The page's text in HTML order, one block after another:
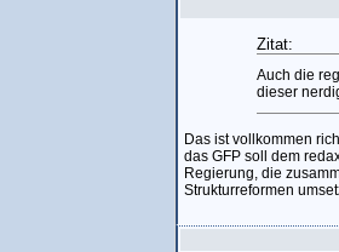
Zitat:
Auch die
dieser
Das ist vollkommen
das GFP soll dem
Regierung, die
Strukturreformen